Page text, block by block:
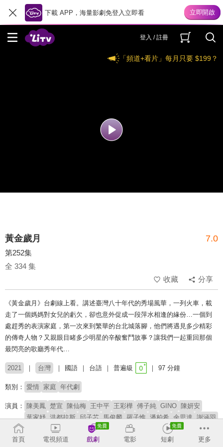
下載 APP，海量影劇免登入立即看
登入 / 註冊
「頻道+看片」每月只要 $199？
黃金歲月 7.0
第252集
全 334 集
收藏
分享
《黃金歲月》台劇線上看。講述臺灣八十年代的秀場風華，一列火車，載
走了一個媽媽對女兒的虧欠，卻也意外促成一段萍水相逢的緣份…一個到
處趕秀的表演家庭，第一次來到繁華的台北城落腳，他們將遇見多少精彩
的傳奇人物？又親眼目睹多少明星的辛酸奮鬥故事？讓我們一起重回那個
最閃亮的歌廳秀年代…
2021 台灣 國語 台語 普遍級 97 分鐘
類別： 愛情 家庭 年代劇
演員： 陳美鳳 楚宣 陳仙梅 王中平 王彩樺 傅子純 GINO 陳妍安
葉家妤 洪都拉斯 邱子芯 馬俊麟 羅子惟 潘柏希 余思達 謝涵羽
瑭霏 王燦 胡鴻達 賴慧如 黃建群 苗真
蘇炳憲
李之勤 岳虹 葉華 霍正奇 張瓊姿 張哲豪 龍天翔
首頁 電視頻道 戲劇 電影 短劇 更多